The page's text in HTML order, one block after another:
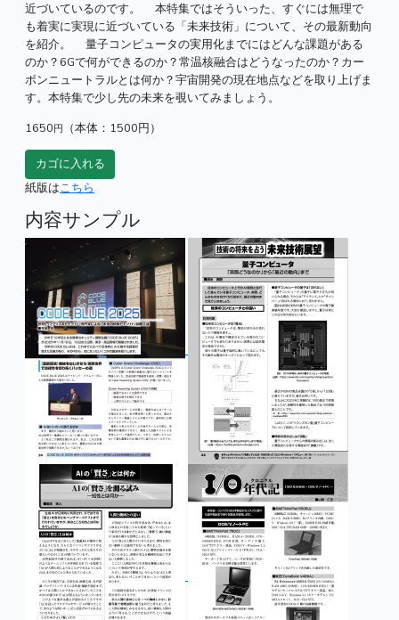
近づいているのです。 本特集ではそういった、すぐには無理で
も着実に実現に近づいている「未来技術」について、その最新動向
を紹介。 量子コンピュータの実用化までにはどんな課題がある
のか？6Gで何ができるのか？常温核融合はどうなったのか？カー
ボンニュートラルとは何か？宇宙開発の現在地点などを取り上げま
す。本特集で少し先の未来を覗いてみましょう。
1650円 （本体：1500円）
紙版はこちら
内容サンプル